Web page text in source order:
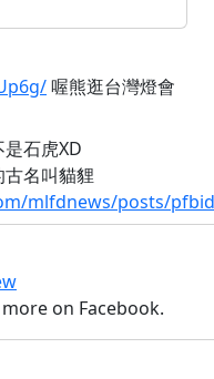
喔熊逛台灣燈會
石虎XD
名叫貓貍
mlfdnews/posts/
on Facebook.